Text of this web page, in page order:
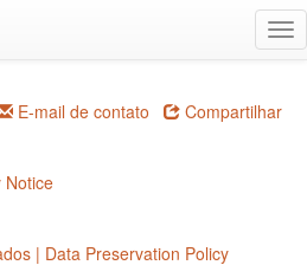
E-mail de contato Compartilhar
Notice
| Data Preservation Policy